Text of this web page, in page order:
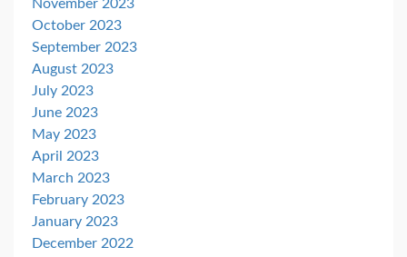
November 2023
October 2023
September 2023
August 2023
July 2023
June 2023
May 2023
April 2023
March 2023
February 2023
January 2023
December 2022